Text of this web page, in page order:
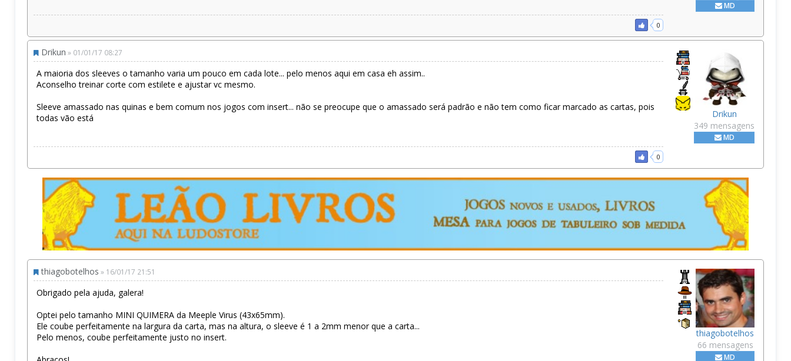
MD
0
Drikun
349 mensagens
MD
Drikun » 01/01/17 08:27
A maioria dos sleeves o tamanho varia um pouco em cada lote... pelo menos aqui em casa eh assim..
Aconselho treinar corte com estilete e ajustar vc mesmo.
Sleeve amassado nas quinas e bem comum nos jogos com insert... não se preocupe que o amassado será padrão e não tem como ficar marcado as cartas, pois
todas vão está
0
thiagobotelhos
66 mensagens
MD
thiagobotelhos » 16/01/17 21:51
Obrigado pela ajuda, galera!
Optei pelo tamanho MINI QUIMERA da Meeple Virus (43x65mm).
Ele coube perfeitamente na largura da carta, mas na altura, o sleeve é 1 a 2mm menor que a carta...
Pelo menos, coube perfeitamente justo no insert.